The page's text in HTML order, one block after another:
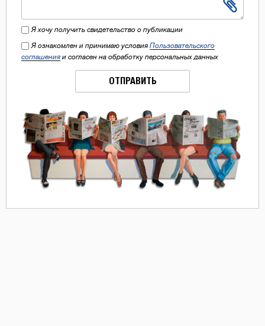
Я хочу получить свидетельство о публикации
Я ознакомлен и принимаю условия Пользовательского
соглашения и согласен на обработку персональных данных
ОТПРАВИТЬ